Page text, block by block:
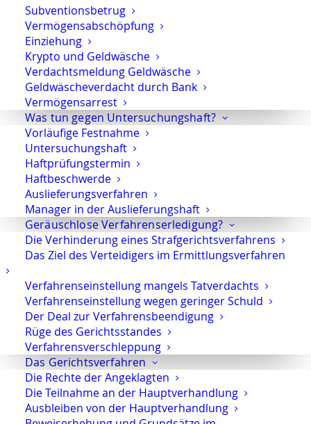
Subventionsbetrug
Vermögensabschöpfung
Einziehung
Krypto und Geldwäsche
Verdachtsmeldung Geldwäsche
Geldwäscheverdacht durch Bank
Vermögensarrest
Was tun gegen Untersuchungshaft?
Vorläufige Festnahme
Untersuchungshaft
Haftprüfungstermin
Haftbeschwerde
Auslieferungsverfahren
Manager in der Auslieferungshaft
Geräuschlose Verfahrenserledigung?
Die Verhinderung eines Strafgerichtsverfahrens
Das Ziel des Verteidigers im Ermittlungsverfahren
Verfahrenseinstellung mangels Tatverdachts
Verfahrenseinstellung wegen geringer Schuld
Der Deal zur Verfahrensbeendigung
Rüge des Gerichtsstandes
Verfahrensverschleppung
Das Gerichtsverfahren
Die Rechte der Angeklagten
Die Teilnahme an der Hauptverhandlung
Ausbleiben von der Hauptverhandlung
Hausdurchsuchungen):
Sie erreichen die Anwaltskanzlei an den
Wochentagen über das Sekretariat.
Die Sekretärinnen sind zur Verschwiegenheit
verpflichtet. Erforderliche Erstinformationen
können Sie ihnen anvertrauen.
Rechtsanwalt Oliver Marson
Adresse: Kurfürstendamm 66, 10707 Berlin
Telefon:+49 30 720 22 970
Fax +49 30 720 22 771
Hilfe im Notfall
Sie können sich im Notfall rund um die Uhr an uns
wenden. Bitte wählen Sie:0171 65 43 669
Typische Notfälle sind: Festnahme, Anordnung der